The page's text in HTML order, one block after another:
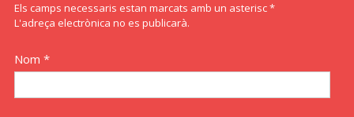
Els camps necessaris estan marcats amb un asterisc *
L'adreça electrònica no es publicarà.
Nom *